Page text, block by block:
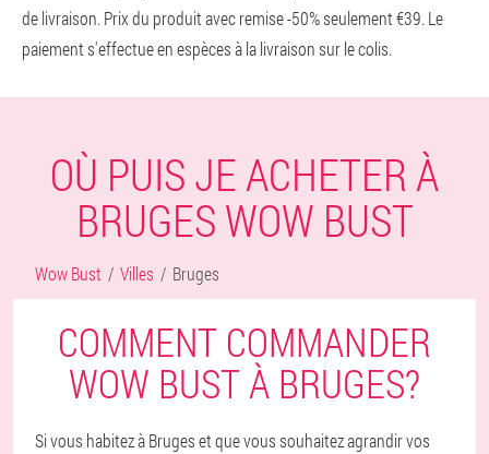
de livraison. Prix du produit avec remise -50% seulement €39. Le
paiement s'effectue en espèces à la livraison sur le colis.
OÙ PUIS JE ACHETER À
BRUGES WOW BUST
Wow Bust Villes Bruges
COMMENT COMMANDER
WOW BUST À BRUGES?
Si vous habitez à Bruges et que vous souhaitez agrandir vos